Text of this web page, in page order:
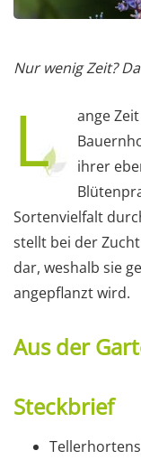
Nur wenig Zeit?
L
ange
ihrer
Sortenvielfalt
stellt bei der
dar, weshalb sie
angepflanzt wird.
Aus der
Steckbrief